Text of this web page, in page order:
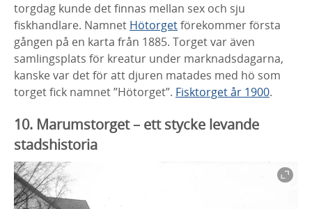
torgdag kunde det finnas mellan sex och sju
fiskhandlare. Namnet Hötorgetförekommer första
gången på en karta från 1885. Torget var även
samlingsplats för kreatur under marknadsdagarna,
kanske var det för att djuren matades med hö som
torget fick namnet ”Hötorget”. Fisktorget år 1900.
10. Marumstorget– ett stycke levande
stadshistoria